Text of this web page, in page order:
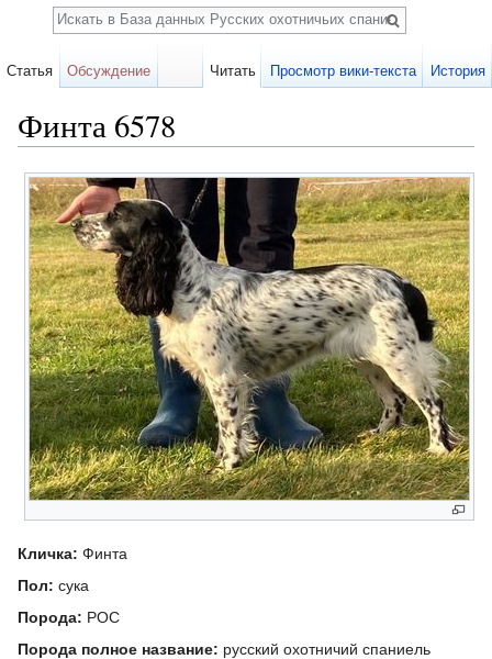
Финта 6578
Карточка
собаки
Кличка: Финта
Пол: сука
Порода: РОС
Порода полное название: русский охотничий спаниель
Статья Обсуждение Читать Просмотр вики-текста История
Поиск